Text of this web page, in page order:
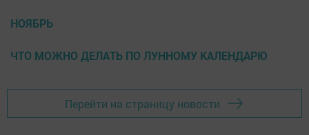
НОЯБРЬ
ЧТО МОЖНО ДЕЛАТЬ ПО ЛУННОМУ КАЛЕНДАРЮ
Перейти на страницу новости